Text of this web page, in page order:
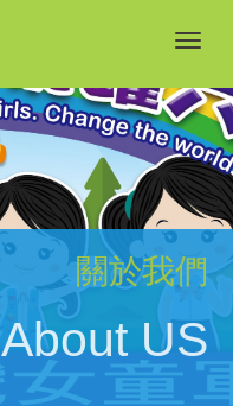
關於我們
About US